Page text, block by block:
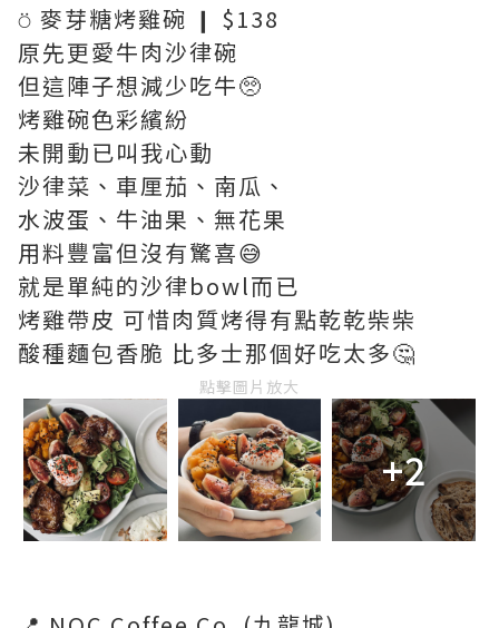
⍥ 麥芽糖烤雞碗 ❙ $138
原先更愛牛肉沙律碗
但這陣子想減少吃牛🥺
烤雞碗色彩繽紛
未開動已叫我心動
沙律菜、車厘茄、南瓜、
水波蛋、牛油果、無花果
用料豐富但沒有驚喜😅
就是單純的沙律bowl而已
烤雞帶皮 可惜肉質烤得有點乾乾柴柴
酸種麵包香脆 比多士那個好吃太多🤔
點擊圖片放大
+2